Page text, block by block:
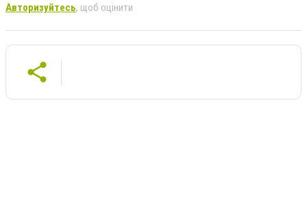
Авторизуйтесь, щоб оцінити